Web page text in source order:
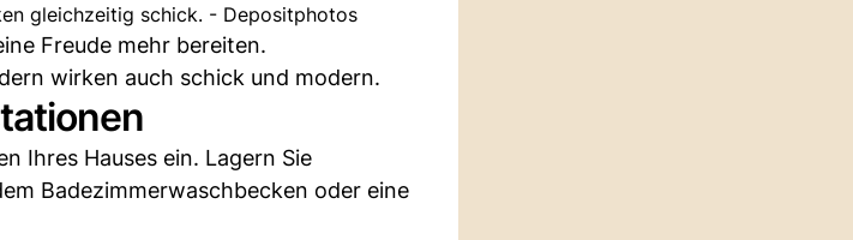
gleichzeitig schick. - Depositphotos
Freude mehr bereiten.
wirken auch schick und modern.
Ihres Hauses ein. Lagern Sie
Badezimmerwaschbecken oder eine